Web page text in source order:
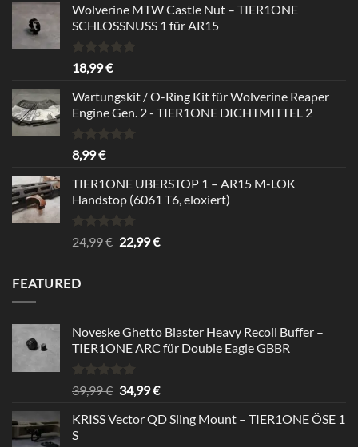
Wolverine MTW Castle Nut – TIER1ONE
SCHLOSSNUSS 1 für AR15
Rated5.00
out of 5
18,99€
Wartungskit / O-Ring Kit für Wolverine Reaper
Engine Gen. 2 - TIER1ONE DICHTMITTEL 2
Rated
out of 5
8,99€
TIER1ONE UBERSTOP 1 – AR15 M-LOK
Handstop (6061 T6, eloxiert)
Rated4.67
out of 5
24,99€ Original
22,99€Current
FEATURED
Noveske Ghetto Blaster Heavy Recoil Buffer –
TIER1ONE ARC für Double Eagle GBBR
Rated5.00
out of 5
39,99€ Original
was:
34,99€Current
is:
KRISS Vector QD Sling Mount – TIER1ONE ÖSE 1
S